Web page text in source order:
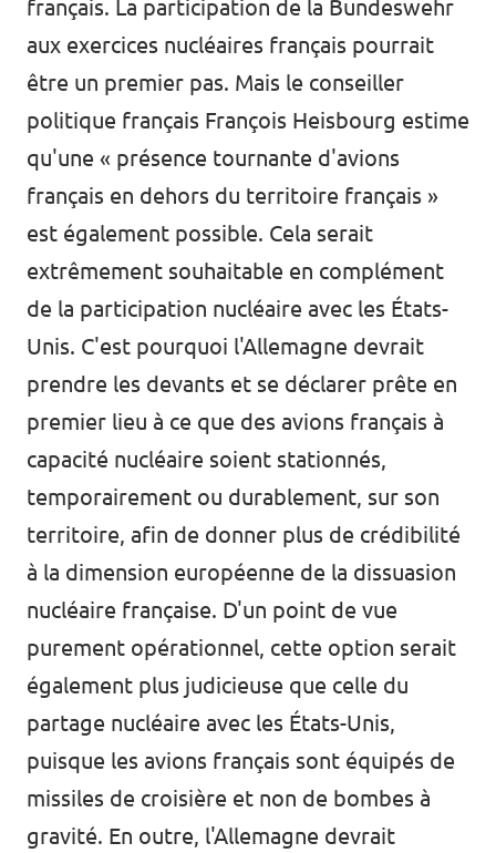
français. La participation de la Bundeswehr
aux exercices nucléaires français pourrait
être un premier pas. Mais le conseiller
politique français François Heisbourg estime
qu'une « présence tournante d'avions
français en dehors du territoire français »
est également possible. Cela serait
extrêmement souhaitable en complément
de la participation nucléaire avec les États-
Unis. C'est pourquoi l'Allemagne devrait
prendre les devants et se déclarer prête en
premier lieu à ce que des avions français à
capacité nucléaire soient stationnés,
temporairement ou durablement, sur son
territoire, afin de donner plus de crédibilité
à la dimension européenne de la dissuasion
nucléaire française. D'un point de vue
purement opérationnel, cette option serait
également plus judicieuse que celle du
partage nucléaire avec les États-Unis,
puisque les avions français sont équipés de
missiles de croisière et non de bombes à
gravité. En outre, l'Allemagne devrait